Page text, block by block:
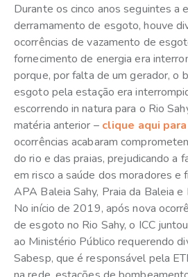
Durante os cinco anos seguintes a
derramamento de esgoto, houve
ocorrências de vazamento de
fornecimento de energia era
porque, por falta de um gerador, o
esgoto pela estação era
escorrendo in natura para o Rio
matéria anterior – clique aqui
ocorrências acabaram
do rio e das praias, prejudicando a
em risco a saúde dos moradores e
APA Baleia Sahy, Praia da Baleia e
No início de 2019, após nova
de esgoto no Rio Sahy, o ICC
ao Ministério Público requerendo
Sabesp, que é responsável pela